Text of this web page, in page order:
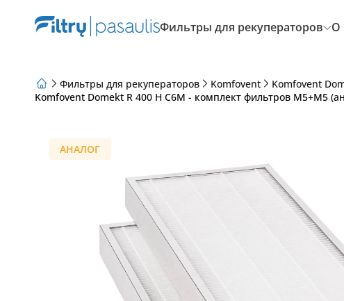
Фильтры для рекуператоров О
Фильтры для рекуператоров Komfovent Komfovent
Komfovent Domekt R 400 H C6M - комплект фильтров M5+M5
АНАЛОГ